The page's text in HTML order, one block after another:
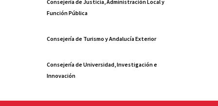
Consejería de Justicia, Administración Local y
Función Pública
Consejería de Turismo y Andalucía Exterior
Consejería de Universidad, Investigación e
Innovación